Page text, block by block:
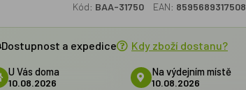
Kód: BAA-31750 EAN: 8595689317508
Dostupnost a expedice Kdy zboží dostanu?
U Vás doma
10.08.2026
Na výdejním místě
10.08.2026